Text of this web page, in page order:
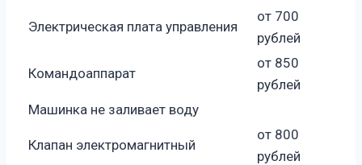
Электрическая плата управления
от 700
рублей
Командоаппарат
от 850
рублей
Машинка не заливает воду
Клапан электромагнитный
от 800
рублей